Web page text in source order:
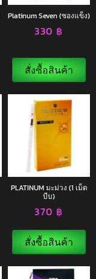
Platinum Seven (ซองแข็ง)
330 ฿
สั่งซื้อสินค้า
PLATINUM มะม่วง (1 เม็ด
บีบ)
370 ฿
สั่งซื้อสินค้า